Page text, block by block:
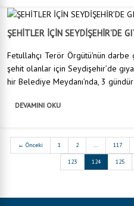
ŞEHİTLER İÇİN SEYDİŞEHİR’DE
Fetullahçı Terör Örgütü'nün darbe
şehit olanlar için Seydişehir’de
hir Belediye Meydanı’nda, 3
DEVAMINI OKU
← Önceki 1 2 ... 117
123 124 125